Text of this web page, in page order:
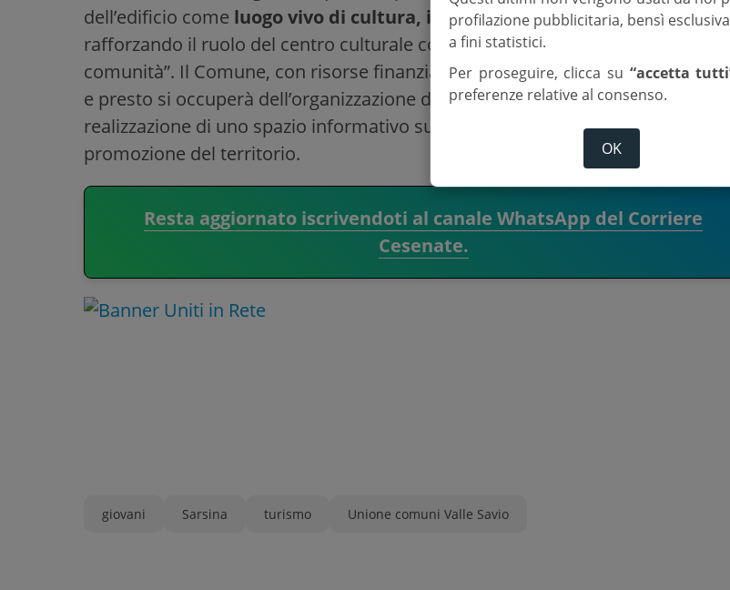
dell’edificio come luogo vivo di cultura, incontro e partecipazione,
rafforzando il ruolo del centro culturale come punto di riferimento per la
comunità”. Il Comune, con risorse finanziarie proprie,ha arredato i nuovi
e presto si occuperà dell’organizzazione di eventi e laboratori e della
realizzazione di uno spazio informativo sui servizi turistici della vallata con
promozione del territorio.
Resta aggiornato iscrivendoti al canale WhatsApp del Corriere
Cesenate.
giovani Sarsina turismo Unione comuni Valle Savio
profilazione pubblicitaria, bensì
a fini statistici.
Per proseguire, clicca su “accetta
preferenze relative al consenso.
OK